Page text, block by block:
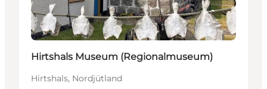
Hirtshals Museum (Regionalmuseum)
Hirtshals, Nordjütland